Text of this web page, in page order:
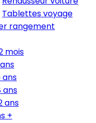
Tablettes voyage
rangement
mois
ans
ans
ans
+